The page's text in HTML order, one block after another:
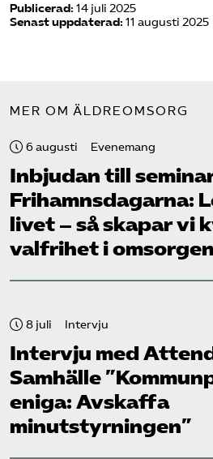
Publicerad: 14 juli 2025
Senast uppdaterad: 11 augusti 2025
MER OM ÄLDREOMSORG
6 augusti Evenemang
Inbjudan till
Frihamns­dagarna:
livet – så skapar vi
valfrihet i omsorgen
8 juli Intervju
Intervju med
Samhälle
eniga: Avskaffa
minutstyrningen”